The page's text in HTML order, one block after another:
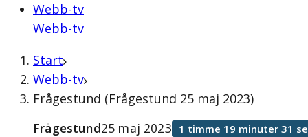
Webb-tv
Webb-tv
Start
Webb-tv
Frågestund (Frågestund 25 maj 2023)
Frågestund25 maj 2023 1 timme 19 minuter 31